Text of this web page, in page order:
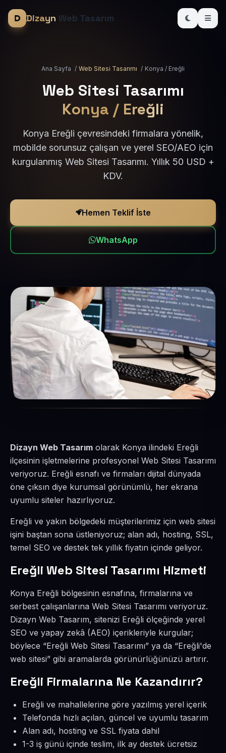
Dizayn Web Tasarım
Ana Sayfa / Web Sitesi Tasarımı / Konya / Ereğli
Web Sitesi Tasarımı
Konya / Ereğli
Konya Ereğli çevresindeki firmalara yönelik,
mobilde sorunsuz çalışan ve yerel SEO/AEO için
kurgulanmış Web Sitesi Tasarımı. Yıllık 50 USD +
KDV.
Hemen Teklif İste
WhatsApp
Dizayn Web Tasarım olarak Konya ilindeki Ereğli
ilçesinin işletmelerine profesyonel Web Sitesi Tasarımı
veriyoruz. Ereğli esnafı ve firmaları dijital dünyada
öne çıksın diye kurumsal görünümlü, her ekrana
uyumlu siteler hazırlıyoruz.
Ereğli ve yakın bölgedeki müşterilerimiz için web sitesi
işini baştan sona üstleniyoruz; alan adı, hosting, SSL,
temel SEO ve destek tek yıllık fiyatın içinde geliyor.
Ereğli Web Sitesi Tasarımı Hizmeti
Konya Ereğli bölgesinin esnafına, firmalarına ve
serbest çalışanlarına Web Sitesi Tasarımı veriyoruz.
Dizayn Web Tasarım, sitenizi Ereğli ölçeğinde yerel
SEO ve yapay zekâ (AEO) içerikleriyle kurgular;
böylece “Ereğli Web Sitesi Tasarımı” ya da “Ereğli'de
web sitesi” gibi aramalarda görünürlüğünüzü artırır.
Ereğli Firmalarına Ne Kazandırır?
Ereğli ve mahallelerine göre yazılmış yerel içerik
Telefonda hızlı açılan, güncel ve uyumlu tasarım
Alan adı, hosting ve SSL fiyata dahil
1-3 iş günü içinde teslim, ilk ay destek ücretsiz